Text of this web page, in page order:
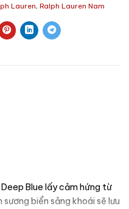
Lauren, Ralph Lauren Nam
Deep Blue lấy cảm hứng từ
biển sảng khoái sẽ lưu